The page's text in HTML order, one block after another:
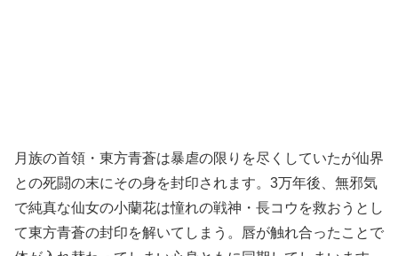
月族の首領・東方青蒼は暴虐の限りを尽くしていたが仙界
との死闘の末にその身を封印されます。3万年後、無邪気
で純真な仙女の小蘭花は憧れの戦神・長コウを救おうとし
て東方青蒼の封印を解いてしまう。唇が触れ合ったことで